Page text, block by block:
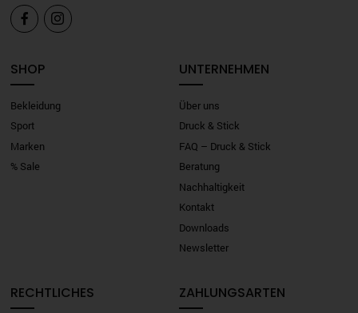
 
SHOP
Bekleidung
Sport
Marken
% Sale
UNTERNEHMEN
Über uns
Druck & Stick
FAQ – Druck & Stick
Beratung
Nachhaltigkeit
Kontakt
Downloads
Newsletter
RECHTLICHES ZAHLUNGSARTEN